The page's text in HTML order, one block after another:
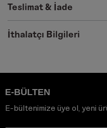
Teslimat & İade
İthalatçı Bilgileri
E-BÜLTEN
E-bültenimize üye ol, yeni